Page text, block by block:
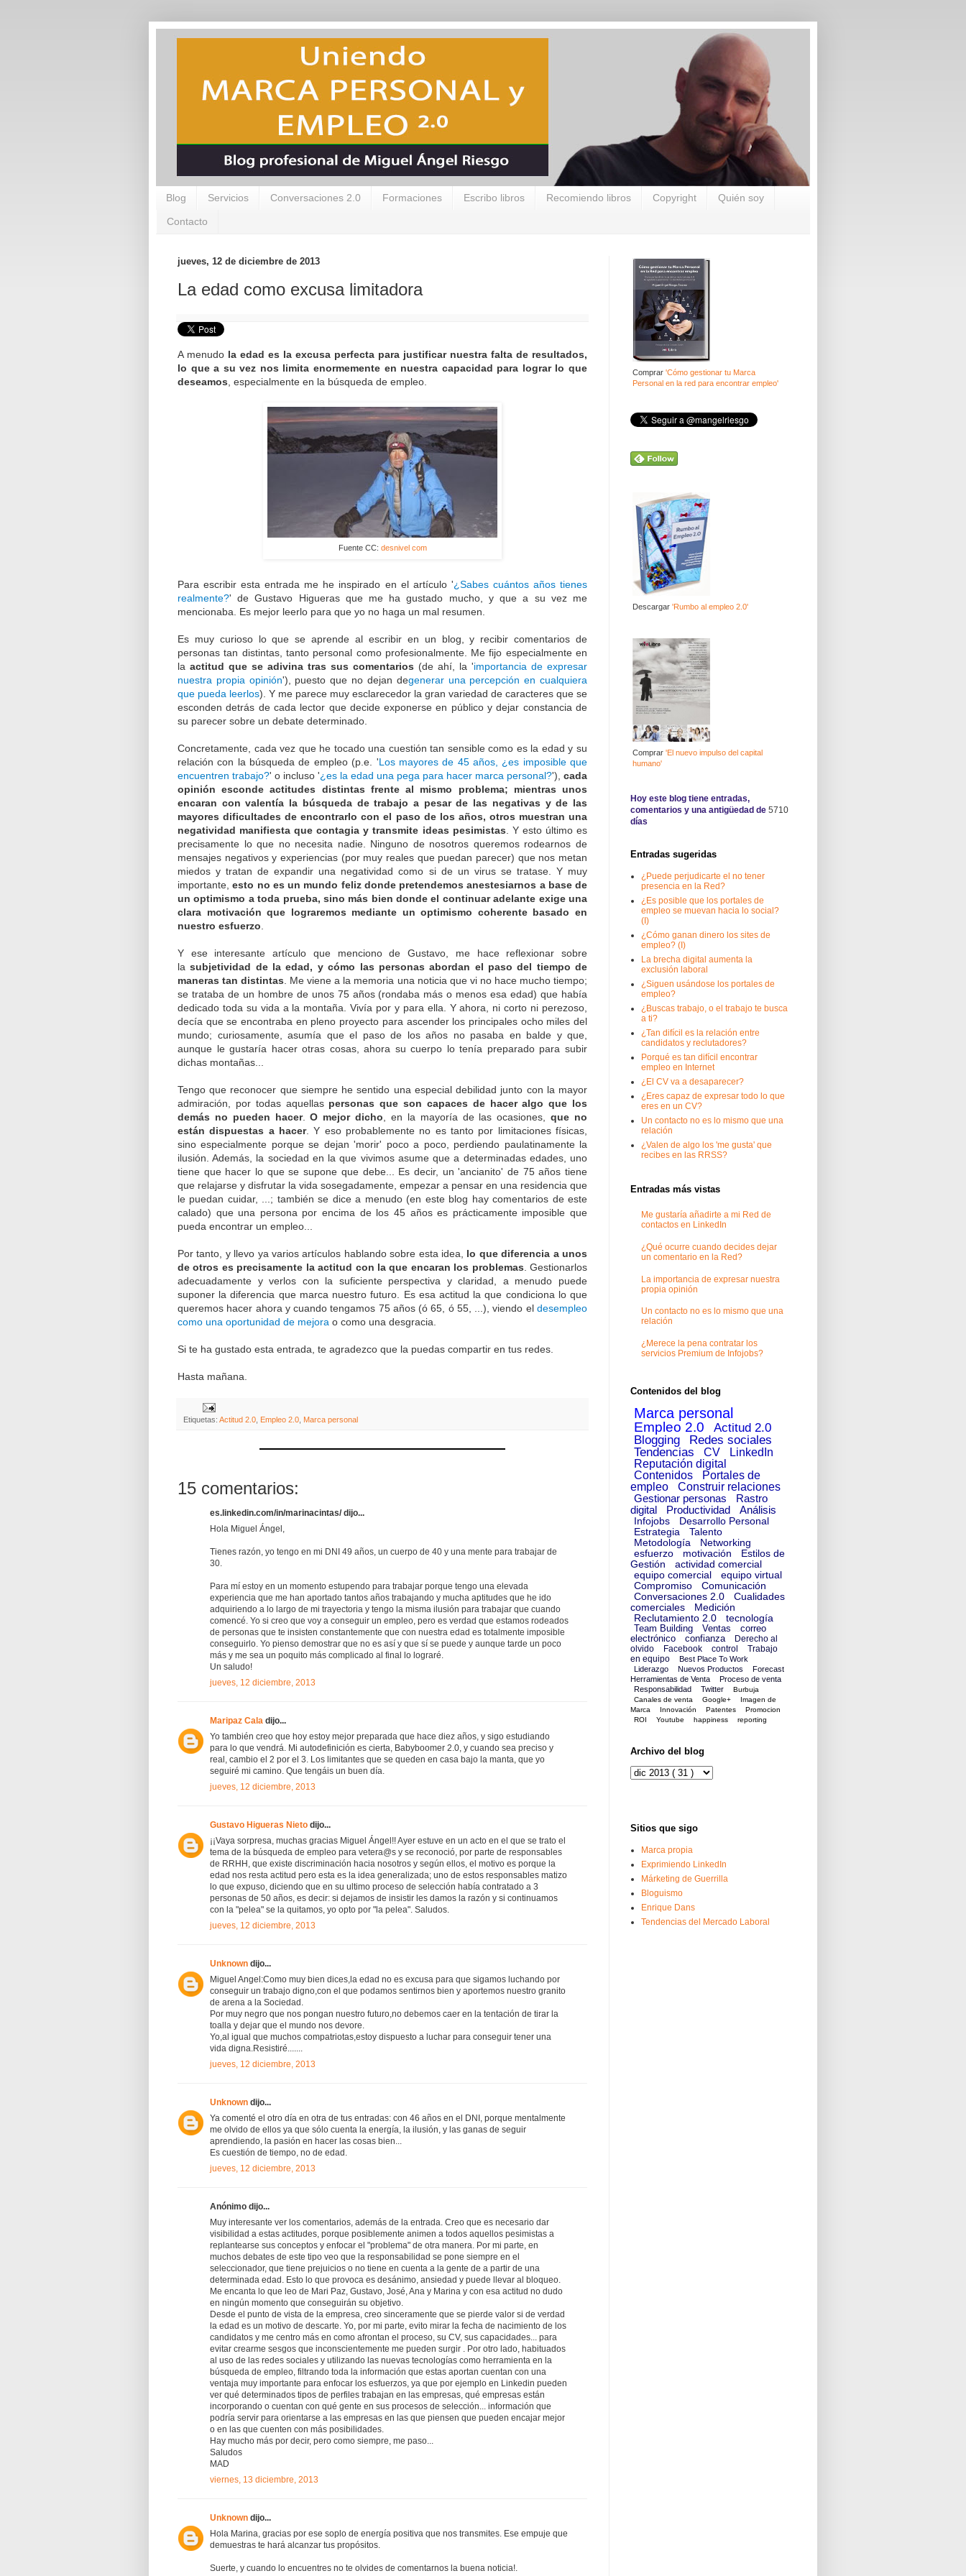
Blog Servicios Conversaciones 2.0 Formaciones Escribo libros Recomiendo libros Copyright Quién soy
Contacto
jueves, 12 de diciembre de 2013
La edad como excusa limitadora
A menudo la edad es la excusa perfecta para justificar nuestra falta de resultados,
lo que a su vez nos limita enormemente en nuestra capacidad para lograr lo que
deseamos , especialmente en la búsqueda de empleo.
Fuente CC: desnivel com
Para escribir esta entrada me he inspirado en el artículo '¿Sabes cuántos años tienes
realmente?' de Gustavo Higueras que me ha gustado mucho, y que a su vez me
mencionaba. Es mejor leerlo para que yo no haga un mal resumen.
Es muy curioso lo que se aprende al escribir en un blog, y recibir comentarios de
personas tan distintas, tanto personal como profesionalmente. Me fijo especialmente en
la actitud que se adivina tras sus comentarios (de ahí, la 'importancia de expresar
nuestra propia opinión'), puesto que no dejan degenerar una percepción en cualquiera
que pueda leerlos). Y me parece muy esclarecedor la gran variedad de caracteres que se
esconden detrás de cada lector que decide exponerse en público y dejar constancia de
su parecer sobre un debate determinado.
Concretamente, cada vez que he tocado una cuestión tan sensible como es la edad y su
relación con la búsqueda de empleo (p.e. 'Los mayores de 45 años, ¿es imposible que
encuentren trabajo?' o incluso '¿es la edad una pega para hacer marca personal?'), cada
opinión esconde actitudes distintas frente al mismo problema; mientras unos
encaran con valentía la búsqueda de trabajo a pesar de las negativas y de las
mayores dificultades de encontrarlo con el paso de los años, otros muestran una
negatividad manifiesta que contagia y transmite ideas pesimistas . Y esto último es
precisamente lo que no necesita nadie. Ninguno de nosotros queremos rodearnos de
mensajes negativos y experiencias (por muy reales que puedan parecer) que nos metan
miedos y tratan de expandir una negatividad como si de un virus se tratase. Y muy
importante,esto no es un mundo feliz donde pretendemos anestesiarnos a base de
un optimismo a toda prueba, sino más bien donde el continuar adelante exige una
clara motivación que lograremos mediante un optimismo coherente basado en
nuestro esfuerzo
Y ese interesante artículo que menciono de Gustavo, me hace reflexionar sobre
lasubjetividad de la edad, y cómo las personas abordan el paso del tiempo de
maneras tan distintas . Me viene a la memoria una noticia que vi no hace mucho tiempo;
se trataba de un hombre de unos 75 años (rondaba más o menos esa edad) que había
dedicado toda su vida a la montaña. Vivía por y para ella. Y ahora, ni corto ni perezoso,
decía que se encontraba en pleno proyecto para ascender los principales ocho miles del
mundo; curiosamente, asumía que el paso de los años no pasaba en balde y que,
aunque le gustaría hacer otras cosas, ahora su cuerpo lo tenía preparado para subir
dichas montañas...
Tengo que reconocer que siempre he sentido una especial debilidad junto con la mayor
admiración, por todas aquellas personas que son capaces de hacer algo que los
demás no pueden hacer.O mejor dicho , en la mayoría de las ocasiones,que no
están dispuestas a hacer. Y eso probablemente no es tanto por limitaciones físicas,
sino especialmente porque se dejan 'morir' poco a poco, perdiendo paulatinamente la
ilusión. Además, la sociedad en la que vivimos asume que a determinadas edades, uno
tiene que hacer lo que se supone que debe... Es decir, un 'ancianito' de 75 años tiene
que relajarse y disfrutar la vida sosegadamente, empezar a pensar en una residencia que
le puedan cuidar, ...; también se dice a menudo (en este blog hay comentarios de este
calado) que una persona por encima de los 45 años es prácticamente imposible que
pueda encontrar un empleo...
Por tanto, y llevo ya varios artículos hablando sobre esta idea, lo que diferencia a unos
de otros es precisamente la actitud con la que encaran los problemas . Gestionarlos
adecuadamente y verlos con la suficiente perspectiva y claridad, a menudo puede
suponer la diferencia que marca nuestro futuro. Es esa actitud la que condiciona lo que
queremos hacer ahora y cuando tengamos 75 años (ó 65, ó 55, ...), viendo el desempleo
como una oportunidad de mejora o como una desgracia.
Si te ha gustado esta entrada, te agradezco que la puedas compartir en tus redes.
Hasta mañana.
Etiquetas: Actitud 2.0 Empleo 2.0 Marca personal
15 comentarios:
es.linkedin.com/in/marinacintas/ dijo...
Hola Miguel Ángel,
Tienes razón, yo tengo en mi DNI 49 años, un cuerpo de 40 y una mente para trabajar de
30.
Para mí estoy en un momento estupendo para trabajar porque tengo una elevada
experiencia que me han aportado tantos años trabajando y mucha aptitudes que he ido
adquiriendo a lo largo de mi trayectoria y tengo la misma ilusión para trabajar que cuando
comencé. Yo si creo que voy a conseguir un empleo, pero es verdad que estamos rodeados
de personas que te insisten constantemente que con nuestra edad es totalmente imposible
conseguirlo. Yo pienso demostrar que no es así y que sí se puede y aunque tarde un poco
más y me sea un poquito más complicado al final lo lograré.
Un saludo!
jueves, 12 diciembre, 2013
Maripaz Cala dijo...
Yo también creo que hoy estoy mejor preparada que hace diez años, y sigo estudiando
para lo que vendrá. Mi autodefinición es cierta, Babyboomer 2.0, y cuando sea preciso y
real, cambio el 2 por el 3. Los limitantes que se queden en casa bajo la manta, que yo
seguiré mi camino. Que tengáis un buen día.
jueves, 12 diciembre, 2013
Gustavo Higueras Nieto dijo...
¡¡Vaya sorpresa, muchas gracias Miguel Ángel!! Ayer estuve en un acto en el que se trato el
tema de la búsqueda de empleo para vetera@s y se reconoció, por parte de responsables
de RRHH, que existe discriminación hacia nosotros y según ellos, el motivo es porque la
edad nos resta actitud pero esta es la idea generalizada; uno de estos responsables matizo
lo que expuso, diciendo que en su ultimo proceso de selección había contratado a 3
personas de 50 años, es decir: si dejamos de insistir les damos la razón y si continuamos
con la "pelea" se la quitamos, yo opto por "la pelea". Saludos.
jueves, 12 diciembre, 2013
Unknown dijo...
Miguel Angel:Como muy bien dices,la edad no es excusa para que sigamos luchando por
conseguir un trabajo digno,con el que podamos sentirnos bien y aportemos nuestro granito
de arena a la Sociedad.
Por muy negro que nos pongan nuestro futuro,no debemos caer en la tentación de tirar la
toalla y dejar que el mundo nos devore.
Yo,al igual que muchos compatriotas,estoy dispuesto a luchar para conseguir tener una
vida digna.Resistiré.......
jueves, 12 diciembre, 2013
Unknown dijo...
Ya comenté el otro día en otra de tus entradas: con 46 años en el DNI, porque mentalmente
me olvido de ellos ya que sólo cuenta la energía, la ilusión, y las ganas de seguir
aprendiendo, la pasión en hacer las cosas bien...
Es cuestión de tiempo, no de edad.
jueves, 12 diciembre, 2013
Anónimo dijo...
Muy interesante ver los comentarios, además de la entrada. Creo que es necesario dar
visibilidad a estas actitudes, porque posiblemente animen a todos aquellos pesimistas a
replantearse sus conceptos y enfocar el "problema" de otra manera. Por mi parte, en
muchos debates de este tipo veo que la responsabilidad se pone siempre en el
seleccionador, que tiene prejuicios o no tiene en cuenta a la gente de a partir de una
determinada edad. Esto lo que provoca es desánimo, ansiedad y puede llevar al bloqueo.
Me encanta lo que leo de Mari Paz, Gustavo, José, Ana y Marina y con esa actitud no dudo
en ningún momento que conseguirán su objetivo.
Desde el punto de vista de la empresa, creo sinceramente que se pierde valor si de verdad
la edad es un motivo de descarte. Yo, por mi parte, evito mirar la fecha de nacimiento de los
candidatos y me centro más en como afrontan el proceso, su CV, sus capacidades... para
evitar crearme sesgos que inconscientemente me pueden surgir . Por otro lado, habituados
al uso de las redes sociales y utilizando las nuevas tecnologías como herramienta en la
búsqueda de empleo, filtrando toda la información que estas aportan cuentan con una
ventaja muy importante para enfocar los esfuerzos, ya que por ejemplo en Linkedin pueden
ver qué determinados tipos de perfiles trabajan en las empresas, qué empresas están
incorporando o cuentan con qué gente en sus procesos de selección... información que
podría servir para orientarse a las empresas en las que piensen que pueden encajar mejor
o en las que cuenten con más posibilidades.
Hay mucho más por decir, pero como siempre, me paso...
Saludos
MAD
viernes, 13 diciembre, 2013
Unknown dijo...
Hola Marina, gracias por ese soplo de energía positiva que nos transmites. Ese empuje que
demuestras te hará alcanzar tus propósitos.
Suerte, y cuando lo encuentres no te olvides de comentarnos la buena noticia!.
Comprar 'Cómo gestionar tu Marca
Personal en la red para encontrar empleo'
Descargar 'Rumbo al empleo 2.0'
Comprar 'El nuevo impulso del capital
humano'
Hoy este blog tiene entradas,
comentarios y una antigüedad de 5710
días
Entradas sugeridas
¿Puede perjudicarte el no tener
presencia en la Red?
¿Es posible que los portales de
empleo se muevan hacia lo social?
(I)
¿Cómo ganan dinero los sites de
empleo? (I)
La brecha digital aumenta la
exclusión laboral
¿Siguen usándose los portales de
empleo?
¿Buscas trabajo, o el trabajo te busca
a ti?
¿Tan difícil es la relación entre
candidatos y reclutadores?
Porqué es tan difícil encontrar
empleo en Internet
¿El CV va a desaparecer?
¿Eres capaz de expresar todo lo que
eres en un CV?
Un contacto no es lo mismo que una
relación
¿Valen de algo los 'me gusta' que
recibes en las RRSS?
Entradas más vistas
Me gustaría añadirte a mi Red de
contactos en LinkedIn
¿Qué ocurre cuando decides dejar
un comentario en la Red?
La importancia de expresar nuestra
propia opinión
Un contacto no es lo mismo que una
relación
¿Merece la pena contratar los
servicios Premium de Infojobs?
Contenidos del blog
Marca personal
Empleo 2.0
Actitud 2.0
Blogging
Redes sociales
Tendencias
CV
LinkedIn
Reputación digital
Contenidos
Portales de
empleo
Construir relaciones
Gestionar personas
Rastro
digital
Productividad Análisis
Infojobs
Desarrollo Personal
Estrategia
Talento
Metodología
Networking
esfuerzo
motivación
Estilos de
Gestión
actividad comercial
equipo comercial
equipo virtual
Compromiso
Comunicación
Conversaciones 2.0
Cualidades
comerciales
Medición
Reclutamiento 2.0
tecnología
Team Building Ventas
correo
electrónico
confianza
Derecho al
olvido
Facebook control
Trabajo
en equipo
Best Place To Work
Liderazgo
Nuevos Productos
Forecast
Herramientas de Venta
Proceso de venta
Responsabilidad
Twitter
Burbuja
Canales de venta
Google+
Imagen de
Marca
Innovación Patentes
Promocion
ROI
Youtube happiness reporting
Archivo del blog
Sitios que sigo
Marca propia
Exprimiendo LinkedIn
Márketing de Guerrilla
Bloguismo
Enrique Dans
Tendencias del Mercado Laboral